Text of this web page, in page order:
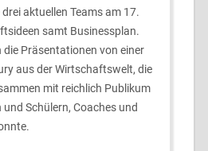
aktuellen Teams am 17.
samt Businessplan.
Präsentationen von einer
aus der Wirtschaftswelt, die
mit reichlich Publikum
Schülern, Coaches und